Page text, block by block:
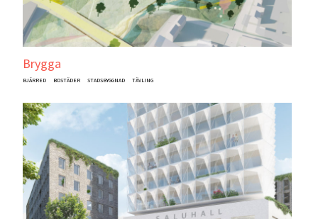
Brygga
BJÄRRED BOSTÄDER STADSBYGGNAD TÄVLING